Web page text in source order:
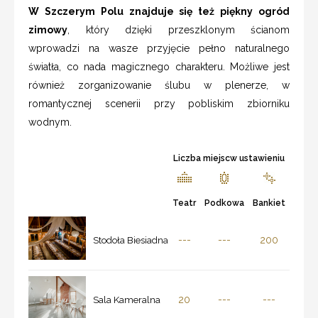
W Szczerym Polu znajduje się też piękny ogród
zimowy , który dzięki przeszklonym ścianom
wprowadzi na wasze przyjęcie pełno naturalnego
światła, co nada magicznego charakteru. Możliwe jest
również zorganizowanie ślubu w plenerze, w
romantycznej scenerii przy pobliskim zbiorniku
wodnym.
Liczba miejscw ustawieniu
Teatr Podkowa Bankiet
Stodoła Biesiadna --- --- 200
Sala Kameralna 20 --- ---